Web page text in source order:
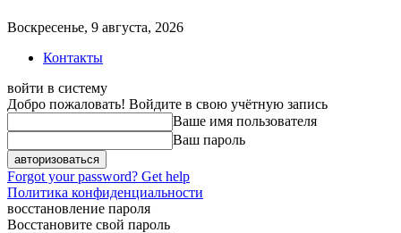
Воскресенье, 9 августа, 2026
Контакты
войти в систему
Добро пожаловать! Войдите в свою учётную запись
Ваше имя пользователя
Ваш пароль
Forgot your password? Get help
Политика конфиденциальности
восстановление пароля
Восстановите свой пароль